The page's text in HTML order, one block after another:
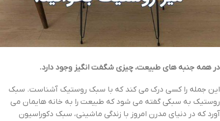
در همه جنبه های طبیعت، چیزی شگفت انگیز وجود دارد.
این جمله را کسی درک می کند که با سبک روستیک آشناست. سبک
روستیک به سبکی گفته می شود که طبیعت را به خانه هایمان می
آورد که در دنیای مدرن امروز با زندگی ماشینی، سبک دکوراسیون